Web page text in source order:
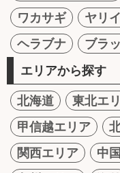
ワカサギ
ヤリ
ヘラブナ
ブラ
エリアから探す
北海道 東北エ
甲信越エリア
関西エリア
中